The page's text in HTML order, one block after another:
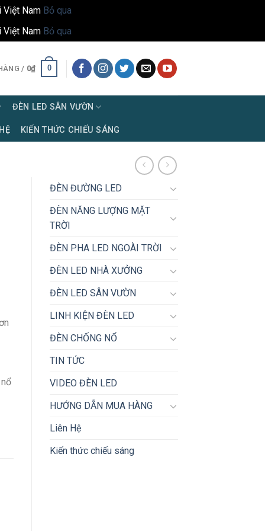
Việt Nam Bỏ qua
Việt Nam Bỏ qua
/ 0₫ 0
ĐÈN LED SÂN VƯỜN
KIẾN THỨC CHIẾU SÁNG
ĐÈN ĐƯỜNG LED
ĐÈN NĂNG LƯỢNG MẶT
TRỜI
ĐÈN PHA LED NGOÀI TRỜI
ĐÈN LED NHÀ XƯỞNG
ĐÈN LED SÂN VƯỜN
LINH KIỆN ĐÈN LED
ĐÈN CHỐNG NỔ
TIN TỨC
VIDEO ĐÈN LED
HƯỚNG DẪN MUA HÀNG
Liên Hệ
Kiến thức chiếu sáng